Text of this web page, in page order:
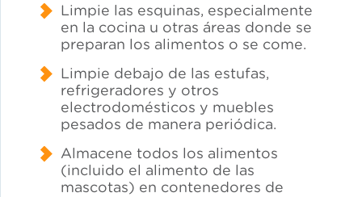
Limpie las esquinas, especialmente
en la cocina u otras áreas donde se
preparan los alimentos o se come.
Limpie debajo de las estufas,
refrigeradores y otros
electrodomésticos y muebles
pesados de manera periódica.
Almacene todos los alimentos
(incluido el alimento de las
mascotas) en contenedores de